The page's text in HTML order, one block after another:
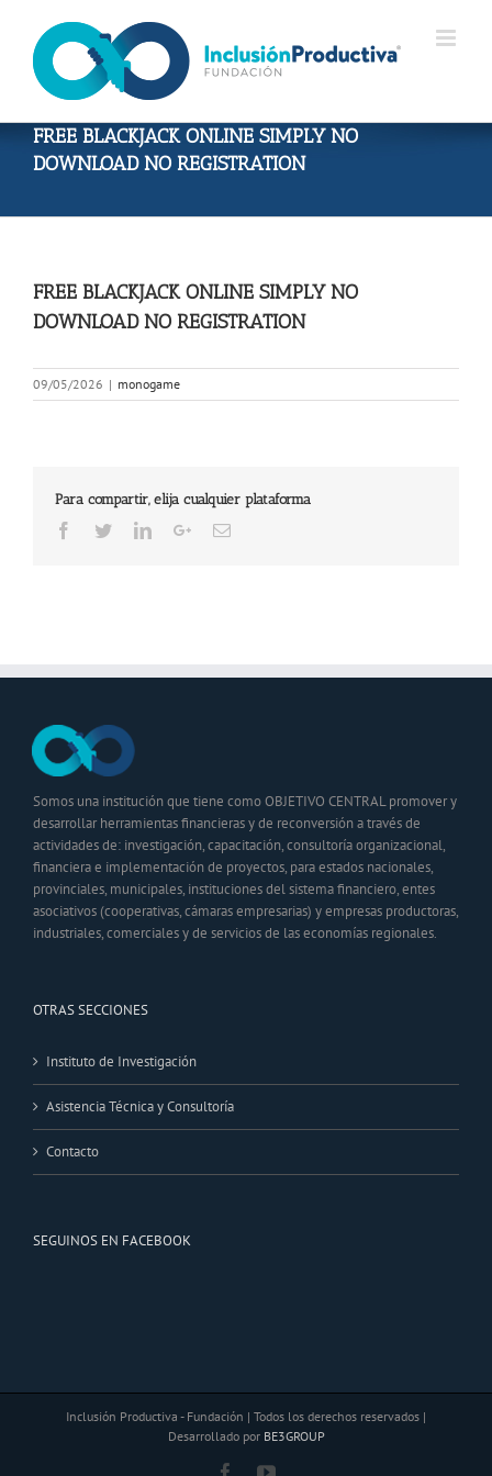
content
FREE BLACKJACK ONLINE SIMPLY NO
DOWNLOAD NO REGISTRATION
FREE BLACKJACK ONLINE SIMPLY NO
DOWNLOAD NO REGISTRATION
09/05/2026 | monogame
Para compartir, elija cualquier plataforma
Facebook
TwitterLinkedInGoogle+Email
Somos una institución que tiene como OBJETIVO CENTRAL promover y
desarrollar herramientas financieras y de reconversión a través de
actividades de: investigación, capacitación, consultoría organizacional,
financiera e implementación de proyectos, para estados nacionales,
provinciales, municipales, instituciones del sistema financiero, entes
asociativos (cooperativas, cámaras empresarias) y empresas productoras,
industriales, comerciales y de servicios de las economías regionales.
OTRAS SECCIONES
Instituto de Investigación
Asistencia Técnica y Consultoría
Contacto
SEGUINOS EN FACEBOOK
Inclusión Productiva - Fundación | Todos los derechos reservados |
Desarrollado por BE3GROUP
FacebookYouTube